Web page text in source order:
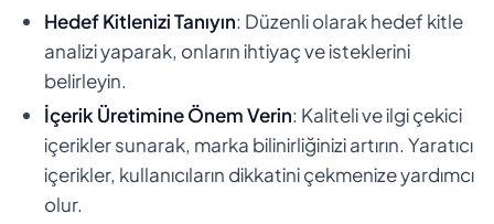
Hedef Kitlenizi Tanıyın: Düzenli olarak hedef kitle
analizi yaparak, onların ihtiyaç ve isteklerini
belirleyin.
İçerik Üretimine Önem Verin: Kaliteli ve ilgi çekici
içerikler sunarak, marka bilinirliğinizi artırın. Yaratıcı
içerikler, kullanıcıların dikkatini çekmenize yardımcı
olur.